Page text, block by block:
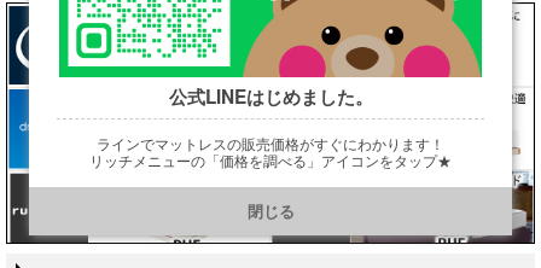
公式LINEはじめました。
ラインでマットレスの販売価格がすぐにわかります！
リッチメニューの「価格を調べる」アイコンをタップ★
https://line.me/R/ti/p/@901ptzjz
閉じる